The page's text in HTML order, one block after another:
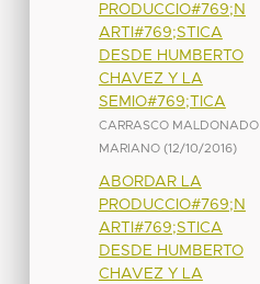
PRODUCCIO#769;N
ARTI#769;STICA
DESDE HUMBERTO
CHAVEZ Y LA
SEMIO#769;TICA
CARRASCO MALDONADO
MARIANO (12/10/2016)
ABORDAR LA
PRODUCCIO#769;N
ARTI#769;STICA
DESDE HUMBERTO
CHAVEZ Y LA